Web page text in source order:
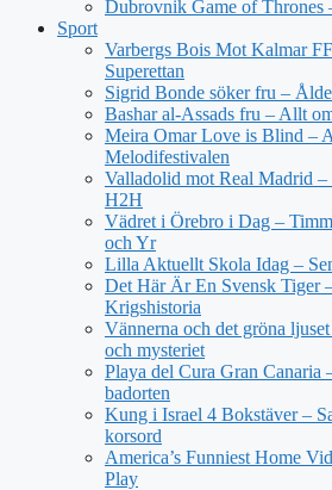
Dubrovnik Game of Thrones
Sport
Varbergs Bois Mot Kalmar
Superettan
Sigrid Bonde söker fru –
Bashar al-Assads fru – Allt
Meira Omar Love is Blind –
Melodifestivalen
Valladolid mot Real Madrid –
H2H
Vädret i Örebro i Dag –
och Yr
Lilla Aktuellt Skola Idag –
Det Här Är En Svensk Tiger
Krigshistoria
Vännerna och det gröna
och mysteriet
Playa del Cura Gran Canaria
badorten
Kung i Israel 4 Bokstäver –
korsord
America’s Funniest Home
Play